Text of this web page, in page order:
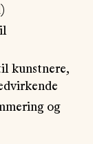
kunstnere,
og